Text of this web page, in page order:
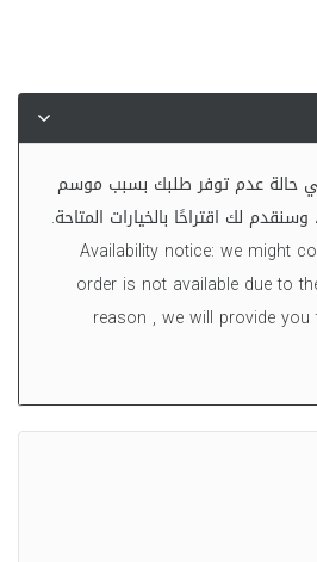
حالة عدم توفر طلبك بسبب موسم
لك اقتراحًا بالخيارات المتاحة.
Availability notice: we might
order is not available due to
reason , we will provide